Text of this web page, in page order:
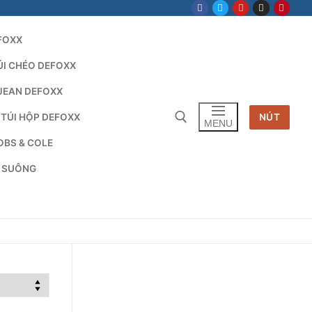
CHÉO DEFOXX
DEFOXX
HỘP DEFOXX
& COLE
Tìm kiếm cho:
MENU
NÚT